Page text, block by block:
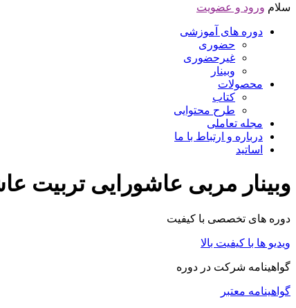
سلام ورود و عضویت
دوره های آموزشی
حضوری
غیرحضوری
وبینار
محصولات
کتاب
طرح محتوایی
مجله تعاملی
درباره و ارتباط با ما
اساتید
وبینار مربی عاشورایی تربیت
دوره های تخصصی با کیفیت
ویدیو ها با کیفیت بالا
گواهینامه شرکت در دوره
گواهینامه معتبر